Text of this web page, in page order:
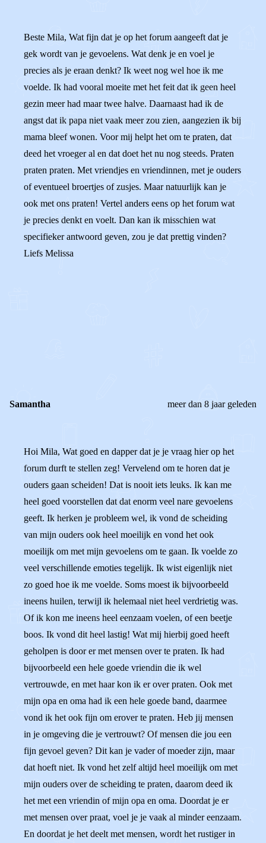
Beste Mila, Wat fijn dat je op het forum aangeeft dat je
gek wordt van je gevoelens. Wat denk je en voel je
precies als je eraan denkt? Ik weet nog wel hoe ik me
voelde. Ik had vooral moeite met het feit dat ik geen heel
gezin meer had maar twee halve. Daarnaast had ik de
angst dat ik papa niet vaak meer zou zien, aangezien ik bij
mama bleef wonen. Voor mij helpt het om te praten, dat
deed het vroeger al en dat doet het nu nog steeds. Praten
praten praten. Met vriendjes en vriendinnen, met je ouders
of eventueel broertjes of zusjes. Maar natuurlijk kan je
ook met ons praten! Vertel anders eens op het forum wat
je precies denkt en voelt. Dan kan ik misschien wat
specifieker antwoord geven, zou je dat prettig vinden?
Liefs Melissa
Samantha meer dan 8 jaar geleden
Hoi Mila, Wat goed en dapper dat je je vraag hier op het
forum durft te stellen zeg! Vervelend om te horen dat je
ouders gaan scheiden! Dat is nooit iets leuks. Ik kan me
heel goed voorstellen dat dat enorm veel nare gevoelens
geeft. Ik herken je probleem wel, ik vond de scheiding
van mijn ouders ook heel moeilijk en vond het ook
moeilijk om met mijn gevoelens om te gaan. Ik voelde zo
veel verschillende emoties tegelijk. Ik wist eigenlijk niet
zo goed hoe ik me voelde. Soms moest ik bijvoorbeeld
ineens huilen, terwijl ik helemaal niet heel verdrietig was.
Of ik kon me ineens heel eenzaam voelen, of een beetje
boos. Ik vond dit heel lastig! Wat mij hierbij goed heeft
geholpen is door er met mensen over te praten. Ik had
bijvoorbeeld een hele goede vriendin die ik wel
vertrouwde, en met haar kon ik er over praten. Ook met
mijn opa en oma had ik een hele goede band, daarmee
vond ik het ook fijn om erover te praten. Heb jij mensen
in je omgeving die je vertrouwt? Of mensen die jou een
fijn gevoel geven? Dit kan je vader of moeder zijn, maar
dat hoeft niet. Ik vond het zelf altijd heel moeilijk om met
mijn ouders over de scheiding te praten, daarom deed ik
het met een vriendin of mijn opa en oma. Doordat je er
met mensen over praat, voel je je vaak al minder eenzaam.
En doordat je het deelt met mensen, wordt het rustiger in